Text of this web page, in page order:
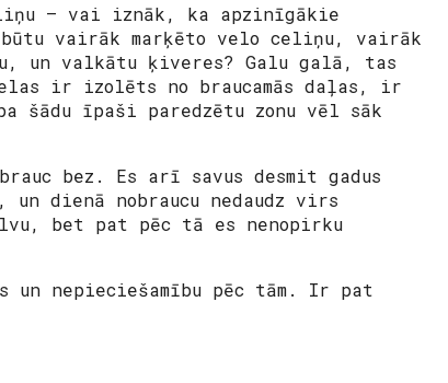
– vai iznāk, ka apzinīgākie
vairāk marķēto velo celiņu, vairāk
un valkātu ķiveres? Galu galā, tas
ir izolēts no braucamās daļas, ir
šādu īpaši paredzētu zonu vēl sāk
bez. Es arī savus desmit gadus
dienā nobraucu nedaudz virs
bet pat pēc tā es nenopirku
un nepieciešamību pēc tām. Ir pat